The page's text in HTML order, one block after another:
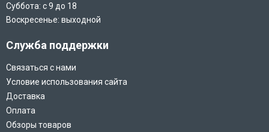
Суббота: с 9 до 18
Воскресенье: выходной
Служба поддержки
Связаться с нами
Условие использования сайта
Доставка
Оплата
Обзоры товаров